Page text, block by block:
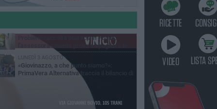
GIOVEDÌ 6 AGOSTO
Lavori sul litorale, gli aggiornamenti del
MERCOLEDÌ 5 AGOSTO
Problemi raccolta plastica in Puglia:
l'assessora Ciliento prova a spegnere le
LUNEDÌ 3 AGOSTO
«Giovinazzo, a che punto siamo?»:
PrimaVera Alternativa traccia il bilancio di